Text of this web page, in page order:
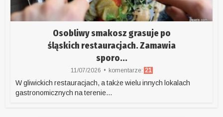
Osobliwy smakosz grasuje po
śląskich restauracjach. Zamawia
sporo...
11/07/2026 komentarze: 21
W gliwickich restauracjach, a także wielu innych lokalach
gastronomicznych na terenie...